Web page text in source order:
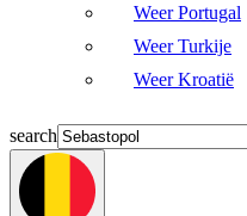
Weer Portugal
Weer Turkije
Weer Kroatië
search